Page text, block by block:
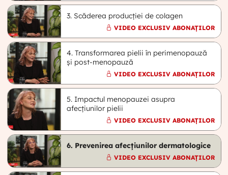
3. Scăderea producției de colagen
VIDEO EXCLUSIV ABONAȚILOR
4. Transformarea pielii în perimenopauză
și post-menopauză
VIDEO EXCLUSIV ABONAȚILOR
5. Impactul menopauzei asupra
afecțiunilor pielii
VIDEO EXCLUSIV ABONAȚILOR
6. Prevenirea afecțiunilor dermatologice
VIDEO EXCLUSIV ABONAȚILOR